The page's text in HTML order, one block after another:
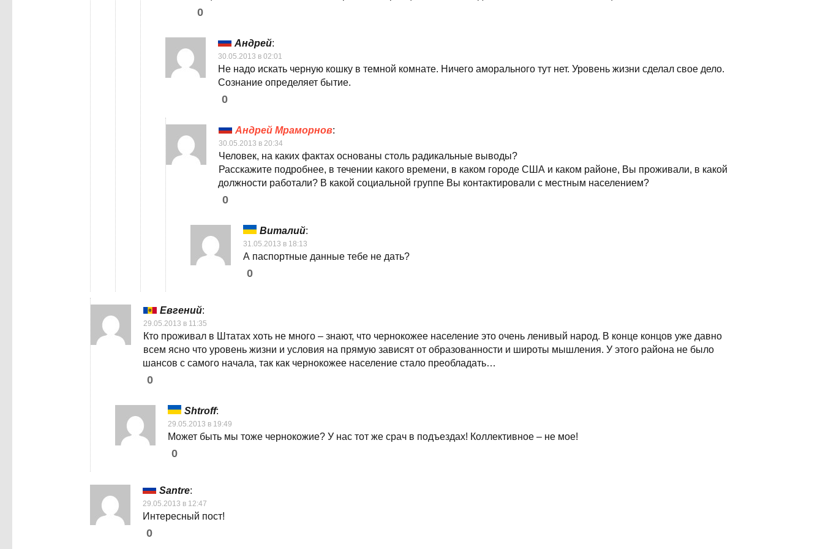
0
Андрей:
30.05.2013 в 02:01
Не надо искать черную кошку в темной комнате. Ничего аморального тут нет. Уровень жизни сделал свое дело.
Сознание определяет бытие.
0
Андрей Мраморнов:
30.05.2013 в 20:34
Человек, на каких фактах основаны столь радикальные выводы?
Расскажите подробнее, в течении какого времени, в каком городе США и каком районе, Вы проживали, в какой
должности работали? В какой социальной группе Вы контактировали с местным населением?
0
Виталий:
31.05.2013 в 18:13
А паспортные данные тебе не дать?
0
Евгений:
29.05.2013 в 11:35
Кто проживал в Штатах хоть не много – знают, что чернокожее население это очень ленивый народ. В конце концов уже давно
всем ясно что уровень жизни и условия на прямую зависят от образованности и широты мышления. У этого района не было
шансов с самого начала, так как чернокожее население стало преобладать…
0
Shtroff:
29.05.2013 в 19:49
Может быть мы тоже чернокожие? У нас тот же срач в подъездах! Коллективное – не мое!
0
Santre:
29.05.2013 в 12:47
Интересный пост!
0